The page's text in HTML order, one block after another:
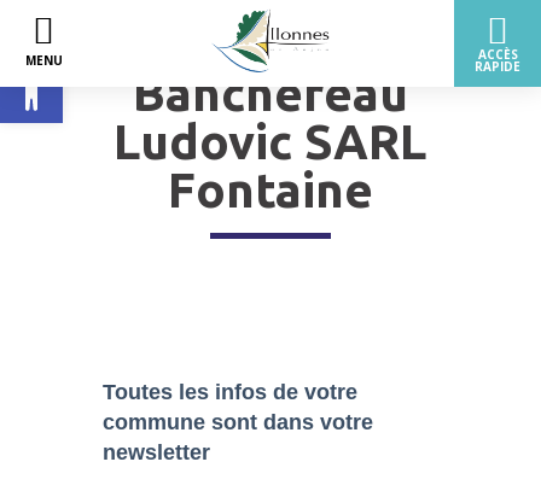
Ouvrir la barre d’outils
Banchereau
Ludovic SARL
Fontaine
Toutes les infos de votre
commune sont dans votre
newsletter